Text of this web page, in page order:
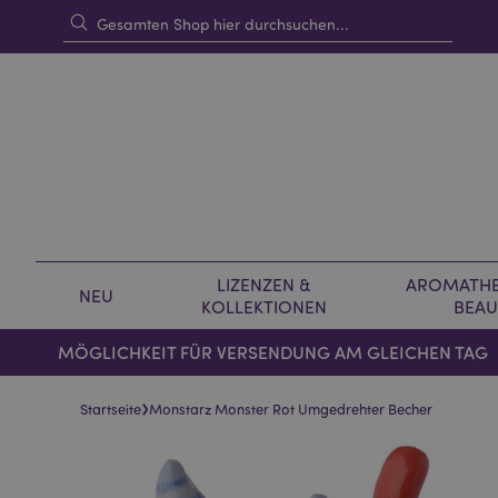
NEU
LIZENZEN &
KOLLEKTIONEN
MÖGLICHKEIT FÜR VERSENDUNG AM GLEICHEN TAG
Startseite›Monstarz Monster Rot Umgedrehter Becher